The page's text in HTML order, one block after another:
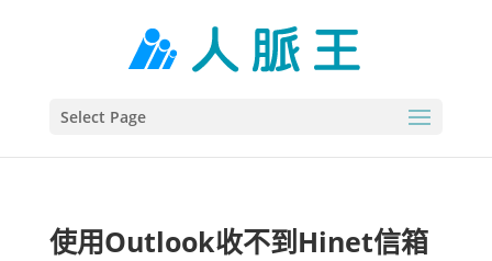
Select Page
使用Outlook收不到Hinet信箱